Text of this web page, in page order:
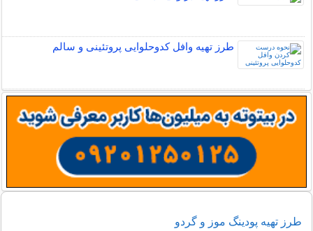
طرز تهیه وافل کدوحلوایی پروتئینی و سالم
طرز تهیه پودینگ موز و گردو